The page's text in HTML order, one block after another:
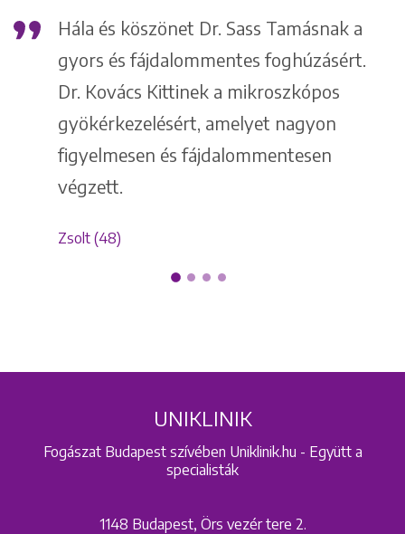
Hála és köszönet Dr. Sass Tamásnak a
gyors és fájdalommentes foghúzásért.
Dr. Kovács Kittinek a mikroszkópos
gyökérkezelésért, amelyet nagyon
figyelmesen és fájdalommentesen
végzett.
Zsolt (48)
UNIKLINIK
Fogászat Budapest szívében Uniklinik.hu - Együtt a
specialisták
1148 Budapest, Örs vezér tere 2.